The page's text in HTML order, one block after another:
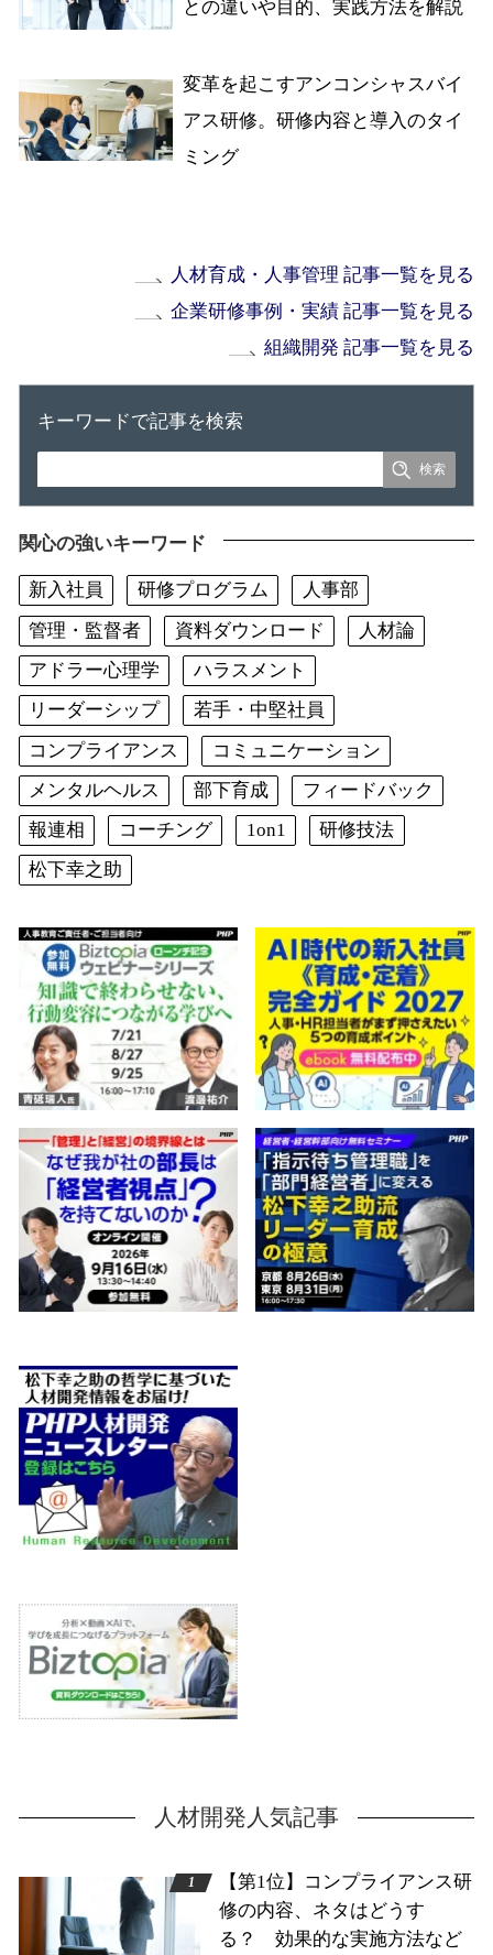
との違いや目的、実践方法を解説
変革を起こすアンコンシャスバイ
アス研修。研修内容と導入のタイ
ミング
人材育成・人事管理 記事一覧を見る
企業研修事例・実績 記事一覧を見る
組織開発 記事一覧を見る
キーワードで記事を検索
関心の強いキーワード
新入社員 研修プログラム
人事部
管理・監督者
資料ダウンロード
人材論
アドラー心理学
ハラスメント
リーダーシップ
若手・中堅社員
コンプライアンス
コミュニケーション
メンタルヘルス
部下育成
フィードバック
報連相
コーチング 1on1
研修技法
松下幸之助
人材開発人気記事
【第1位】コンプライアンス研
修の内容、ネタはどうす
る？ 効果的な実施方法など